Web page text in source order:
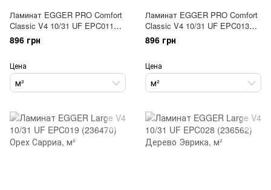
Ламинат EGGER PRO Comfort
Classic V4 10/31 UF EPC011
(235992) Дуб Альба светлый
896 грн
Цена
м²
Ламинат EGGER PRO Comfort
Classic V4 10/31 UF EPC013
(236029) Дуб Альба серый
896 грн
Цена
м²